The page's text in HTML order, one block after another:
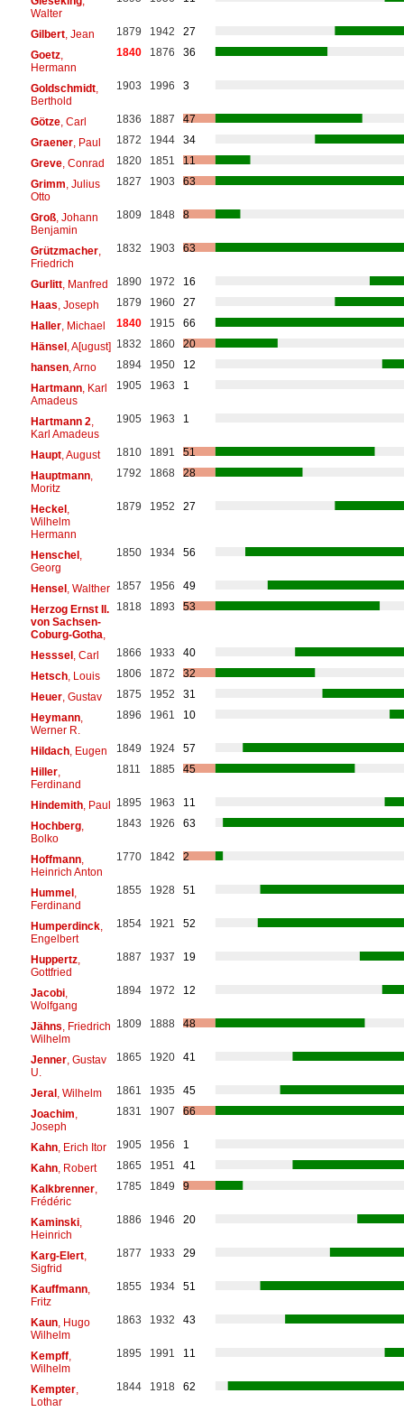
Walter
Gilbert, Jean 1879 1942
27
Goetz,
Hermann
1840 1876 36
Goldschmidt,
Berthold
1903 1996 3
Götze, Carl 1836 1887
47
Graener, Paul 1872 1944
34
Greve, Conrad 1820 1851
11
Grimm , Julius
Otto
1827 1903 63
Groß, Johann
Benjamin
1809 1848 8
Grützmacher,
Friedrich
1832 1903 63
Gurlitt, Manfred 1890 1972
16
Haas , Joseph 1879 1960
27
Haller, Michael 1840 1915
66
Hänsel, A[ugust] 1832 1860
20
hansen, Arno 1894 1950
12
Hartmann, Karl
Amadeus
1905 1963 1
Hartmann 2
Karl Amadeus
1905 1963 1
Haupt, August 1810 1891
51
Hauptmann,
Moritz
1792 1868 28
Heckel,
Wilhelm
Hermann
1879 1952 27
Henschel,
Georg
1850 1934 56
Hensel, Walther 1857 1956
49
Herzog Ernst II.
von Sachsen-
Coburg-Gotha
1818 1893 53
Hesssel, Carl 1866 1933
40
Hetsch, Louis 1806 1872
32
Heuer, Gustav 1875 1952
31
Heymann,
Werner R.
1896 1961 10
Hildach, Eugen 1849 1924
57
Hiller,
Ferdinand
1811 1885 45
Hindemith, Paul 1895 1963
11
Hochberg,
Bolko
1843 1926 63
Hoffmann,
Heinrich Anton
1770 1842 2
Hummel,
Ferdinand
1855 1928 51
Humperdinck,
Engelbert
1854 1921 52
Huppertz,
Gottfried
1887 1937 19
Jacobi,
Wolfgang
1894 1972 12
Jähns , Friedrich
Wilhelm
1809 1888 48
Jenner, Gustav
U.
1865 1920 41
Jeral, Wilhelm 1861 1935
45
Joachim
Joseph
1831 1907 66
Kahn, Erich Itor 1905 1956
1
Kahn, Robert 1865 1951
41
Kalkbrenner,
Frédéric
1785 1849 9
Kaminski,
Heinrich
1886 1946 20
Karg-Elert,
Sigfrid
1877 1933 29
Kauffmann,
Fritz
1855 1934 51
Kaun, Hugo
Wilhelm
1863 1932 43
Kempff,
Wilhelm
1895 1991 11
Kempter,
Lothar
1844 1918 62